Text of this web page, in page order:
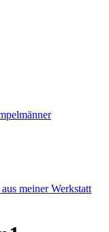
meiner Werkstatt